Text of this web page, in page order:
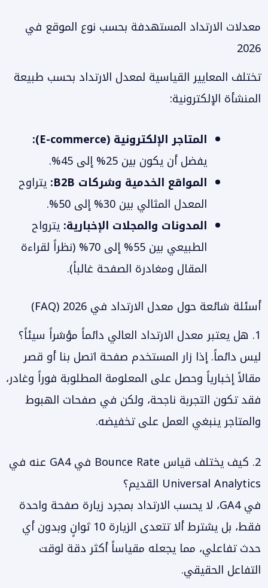
معدلات الارتداد المستهدفة بحسب نوع الموقع في
2026
تختلف المعايير القياسية لمعدل الارتداد بحسب طبيعة
المنشأة الإلكترونية:
المتاجر الإلكترونية (E-commerce):
يفضل أن يكون بين 25% إلى 45%.
المواقع الخدمية وشركات B2B:
يتراوح
المعدل المثالي بين 30% إلى 50%.
المدونات والمجلات الإخبارية: يترواح
الطبيعي بين 55% إلى 70% (نظراً لقراءة
المقال ومغادرة الصفحة غالباً).
أسئلة شائعة حول معدل الارتداد في 2026 (FAQ)
1. هل يعتبر معدل الارتداد العالي دائماً مؤشراً سيئاً؟
ليس دائماً. إذا زار المستخدم صفحة اتصل بنا أو قصر
مقالاً إخبارياً وحصل على المعلومة المطلوبة فوراً وغادر،
فقد تكون التجربة ناجحة، ولكن في صفحات الهبوط
والمتاجر ينبغي العمل على تخفيضه.
2. كيف يختلف قياس Bounce Rate في GA4 عنه في
Universal Analytics القديم؟
في GA4، لا يحسب الارتداد بمجرد زيارة صفحة واحدة
فقط، بل يشترط ألا تتعدى الزيارة 10 ثوانٍ وبدون أي
حدث تفاعلي، مما يجعله مقياساً أكثر دقة لوقت
التفاعل الحقيقي.